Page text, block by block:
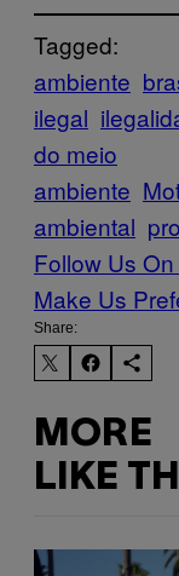
Tagged:
ambiente
ilegal
do meio
ambiente
ambiental
Follow Us
Make Us
Share:
MORE
LIKE